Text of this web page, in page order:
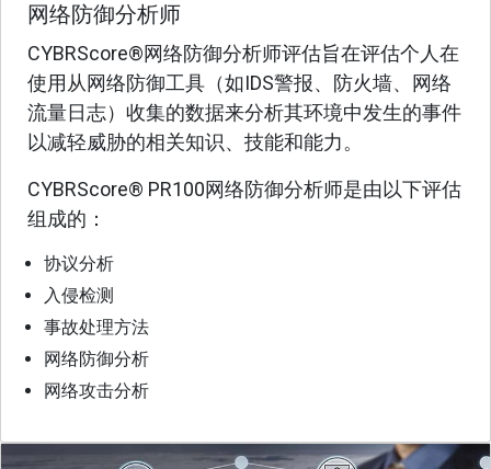
网络防御分析师
CYBRScore®网络防御分析师评估旨在评估个人在
使用从网络防御工具（如IDS警报、防火墙、网络
流量日志）收集的数据来分析其环境中发生的事件
以减轻威胁的相关知识、技能和能力。
CYBRScore® PR100网络防御分析师是由以下评估
组成的：
协议分析
入侵检测
事故处理方法
网络防御分析
网络攻击分析